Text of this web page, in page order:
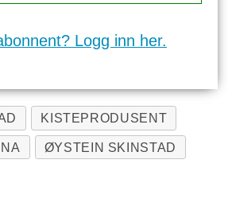
Logg inn her.
KISTEPRODUSENT
ØYSTEIN SKINSTAD